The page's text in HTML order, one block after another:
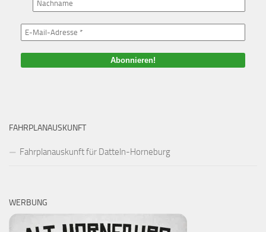
FAHRPLANAUSKUNFT
Fahrplanauskunft für Datteln-Horneburg
WERBUNG